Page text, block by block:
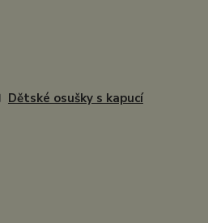
Dětské osušky s kapucí